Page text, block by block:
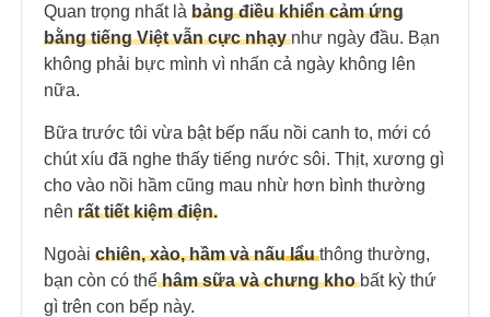
Quan trọng nhất là bảng điều khiển cảm ứng
bằng tiếng Việt vẫn cực nhạy như ngày đầu. Bạn
không phải bực mình vì nhấn cả ngày không lên
nữa.
Bữa trước tôi vừa bật bếp nấu nồi canh to, mới có
chút xíu đã nghe thấy tiếng nước sôi. Thịt, xương gì
cho vào nồi hầm cũng mau nhừ hơn bình thường
nên rất tiết kiệm điện.
Ngoài chiên, xào, hầm và nấulẩu thông thường,
bạn còn có thểhâm sữa và chưng kho bất kỳ thứ
gì trên con bếp này.